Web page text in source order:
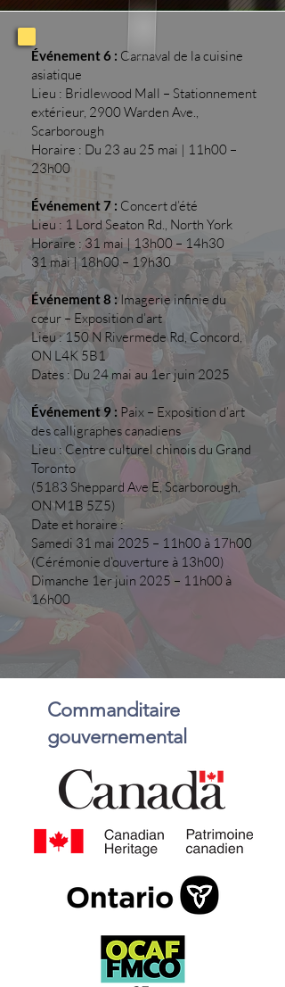
Événement 6 : Carnaval de la cuisine
asiatique
Lieu : Bridlewood Mall – Stationnement
extérieur, 2900 Warden Ave.,
Scarborough
Horaire : Du 23 au 25 mai | 11h00 –
23h00
Événement 7 : Concert d’été
Lieu : 1 Lord Seaton Rd., North York
Horaire : 31 mai | 13h00 – 14h30
31 mai | 18h00 – 19h30
Événement 8 : Imagerie infinie du
cœur – Exposition d’art
Lieu : 150 N Rivermede Rd, Concord,
ON L4K 5B1
Dates : Du 24 mai au 1er juin 2025
Événement 9 : Paix – Exposition d’art
des calligraphes canadiens
Lieu : Centre culturel chinois du Grand
Toronto
(5183 Sheppard Ave E, Scarborough,
ON M1B 5Z5)
Date et horaire :
Samedi 31 mai 2025 – 11h00 à 17h00
(Cérémonie d’ouverture à 13h00)
Dimanche 1er juin 2025 – 11h00 à
16h00
Commanditaire
gouvernemental